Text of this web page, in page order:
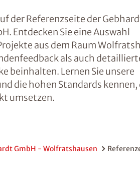
der Referenzseite der
Entdecken Sie eine Auswahl
aus dem Raum
als auch
beinhalten. Lernen Sie unsere
die hohen Standards kennen,
umsetzen.
GmbH - Wolfratshausen